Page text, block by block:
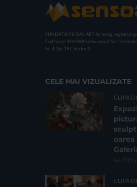
FUNDATIA FILDAS ART Nr inreg registrul
Cod fiscal: 9164384 Sediu social: Str.
Sc. 4, Ap. 197, Sector 2
CELE MAI VIZUALIZATE
CLIPA
62.735
CLIPA